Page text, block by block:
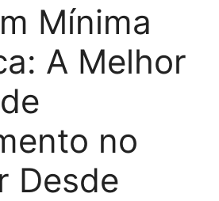
Mínima
A Melhor
no
Desde